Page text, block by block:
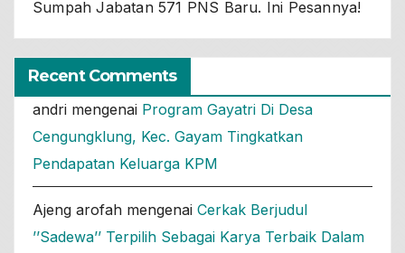
Sumpah Jabatan 571 PNS Baru. Ini Pesannya!
Recent Comments
andri mengenai Program Gayatri Di Desa
Cengungklung, Kec. Gayam Tingkatkan
Pendapatan Keluarga KPM
Ajeng arofah mengenai Cerkak Berjudul
’’Sadewa’’ Terpilih Sebagai Karya Terbaik Dalam